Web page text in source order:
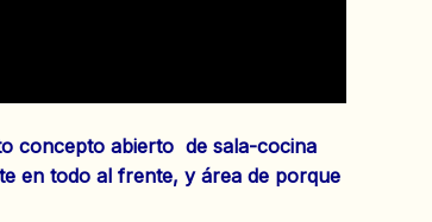
concepto abierto de sala-cocina
en todo al frente, y área de porque